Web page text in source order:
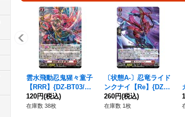
雲水飛動忍鬼猩々童子
【RRR】{DZ-BT03/00
1}《ドラゴンエンパイ
ア》
120円(税込)
在庫数 38枚
〔状態A-〕忍竜ライド
ンクナイ【Re】{DZ-S
S01/Re04}《ドラゴン
エンパイア》
260円(税込)
在庫数 1枚